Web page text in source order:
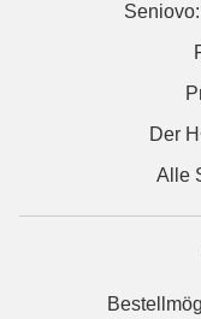
Der
Alle